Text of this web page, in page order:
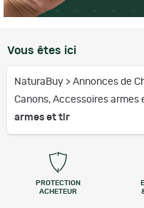
Vous êtes ici
NaturaBuy > Annonces de
Canons, Accessoires armes
armes et tir
PROTECTION
ACHETEUR